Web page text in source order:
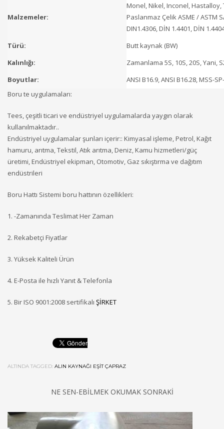
Malzemeler:
Monel, Nikel, Inconel, Hastalloy,
Paslanmaz Çelik ASME / ASTM
DIN1.4306, DİN 1.4401, DİN
Türü:
Butt kaynak (BW)
Kalınlığı:
Zamanlama 5S, 10S, 20S, Yani,
Boyutlar:
ANSI B16.9, ANSI B16.28, MSS-
Boru te uygulamaları:
Tees, çeşitli ticari ve endüstriyel uygulamalarda yaygın olarak
kullanılmaktadır..
Endüstriyel uygulamalar şunları içerir:: Kimyasal işleme, Petrol, Kağıt
hamuru, arıtma, Tekstil, Atık arıtma, Deniz, Kamu hizmetleri/güç
üretimi, Endüstriyel ekipman, Otomotiv, Gaz sıkıştırma ve dağıtım
endüstrileri
Boru Hattı Sistemi boru hattının özellikleri:
1. -Zamanında Teslimat Her Zaman
2. Rekabetçi Fiyatlar
3. Yüksek Kaliteli Ürün
4. E-Posta ile hızlı Yanıt & Telefonla
5. Bir ISO 9001:2008 sertifikalı ŞİRKET
ALTINDA TAGGED: ALIN KAYNAĞI EŞIT ÇAPRAZ
NE SEN-EBILMEK OKUMAK SONRAKI